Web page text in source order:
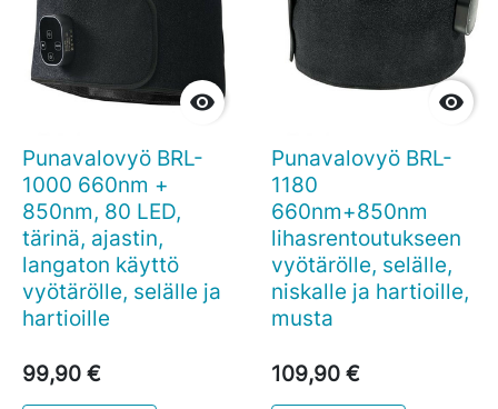

Punavalovyö BRL-
1000 660nm +
850nm, 80 LED,
tärinä, ajastin,
langaton käyttö
vyötärölle, selälle ja
hartioille
99,90 €

Punavalovyö BRL-
1180
660nm+850nm
lihasrentoutukseen
vyötärölle, selälle,
niskalle ja hartioille,
musta
109,90 €